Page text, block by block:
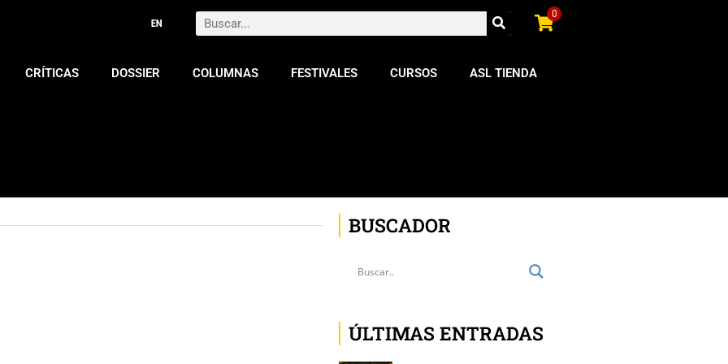
Search 0
CRÍTICAS DOSSIER COLUMNAS FESTIVALES CURSOS ASL TIENDA
BUSCADOR
ÚLTIMAS ENTRADAS